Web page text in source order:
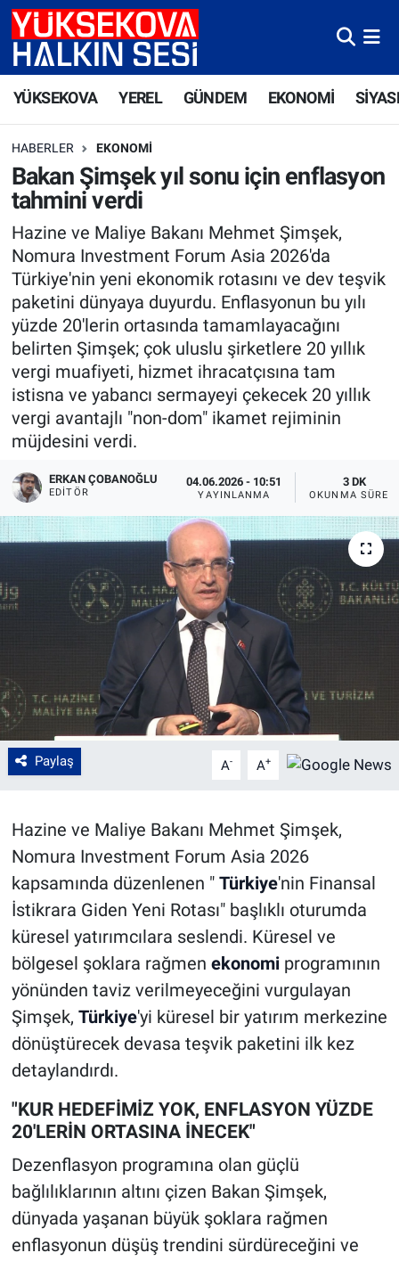
YÜKSEKOVA YEREL GÜNDEM EKONOMİ
HABERLER EKONOMI
Bakan Şimşek yıl sonu için enflasyon
tahmini verdi
Hazine ve Maliye Bakanı Mehmet Şimşek,
Nomura Investment Forum Asia 2026'da
Türkiye'nin yeni ekonomik rotasını ve dev teşvik
paketini dünyaya duyurdu. Enflasyonun bu yılı
yüzde 20'lerin ortasında tamamlayacağını
belirten Şimşek; çok uluslu şirketlere 20 yıllık
vergi muafiyeti, hizmet ihracatçısına tam
istisna ve yabancı sermayeyi çekecek 20 yıllık
vergi avantajlı "non-dom" ikamet rejiminin
müjdesini verdi.
ERKAN ÇOBANOĞLU
EDITÖR
04.06.2026 - 10:51
YAYINLANMA
3 DK
OKUNMA SÜRESI
Paylaş A- A+
Hazine ve Maliye Bakanı Mehmet Şimşek,
Nomura Investment Forum Asia 2026
kapsamında düzenlenen " Türkiye'nin Finansal
İstikrara Giden Yeni Rotası" başlıklı oturumda
küresel yatırımcılara seslendi. Küresel ve
bölgesel şoklara rağmen ekonomiprogramının
yönünden taviz verilmeyeceğini vurgulayan
Şimşek, Türkiye'yi küresel bir yatırım merkezine
dönüştürecek devasa teşvik paketini ilk kez
detaylandırdı.
"KUR HEDEFİMİZ YOK, ENFLASYON YÜZDE
20'LERİN ORTASINA İNECEK"
Dezenflasyon programına olan güçlü
bağlılıklarının altını çizen Bakan Şimşek,
dünyada yaşanan büyük şoklara rağmen
enflasyonun düşüş trendini sürdüreceğini ve
Yüksekova Nöbetçi Eczaneler
Süper Lig Puan Durumu ve Fikstür
Tüm Manşetler
Son Dakika Haberleri
Haber Arşivi